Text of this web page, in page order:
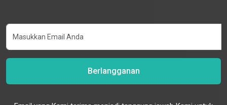
Berlangganan